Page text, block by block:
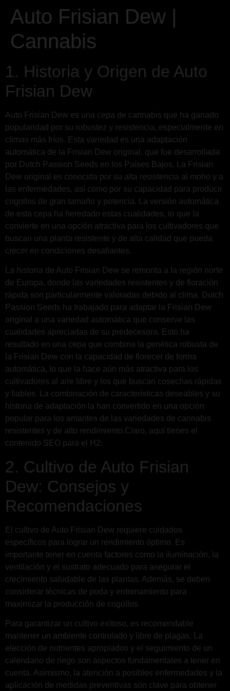
Auto Frisian Dew |
Cannabis
1. Historia y Origen de Auto
Frisian Dew
Auto Frisian Dew es una cepa de cannabis que ha ganado
popularidad por su robustez y resistencia, especialmente en
climas más fríos. Esta variedad es una adaptación
automática de la Frisian Dew original, que fue desarrollada
por Dutch Passion Seeds en los Países Bajos. La Frisian
Dew original es conocida por su alta resistencia al moho y a
las enfermedades, así como por su capacidad para producir
cogollos de gran tamaño y potencia. La versión automática
de esta cepa ha heredado estas cualidades, lo que la
convierte en una opción atractiva para los cultivadores que
buscan una planta resistente y de alta calidad que pueda
crecer en condiciones desafiantes.
La historia de Auto Frisian Dew se remonta a la región norte
de Europa, donde las variedades resistentes y de floración
rápida son particularmente valoradas debido al clima. Dutch
Passion Seeds ha trabajado para adaptar la Frisian Dew
original a una variedad automática que conserve las
cualidades apreciadas de su predecesora. Esto ha
resultado en una cepa que combina la genética robusta de
la Frisian Dew con la capacidad de florecer de forma
automática, lo que la hace aún más atractiva para los
cultivadores al aire libre y los que buscan cosechas rápidas
y fiables. La combinación de características deseables y su
historia de adaptación la han convertido en una opción
popular para los amantes de las variedades de cannabis
resistentes y de alto rendimiento.Claro, aquí tienes el
contenido SEO para el H2:
2. Cultivo de Auto Frisian
Dew: Consejos y
Recomendaciones
El cultivo de Auto Frisian Dew requiere cuidados
específicos para lograr un rendimiento óptimo. Es
importante tener en cuenta factores como la iluminación, la
ventilación y el sustrato adecuado para asegurar el
crecimiento saludable de las plantas. Además, se deben
considerar técnicas de poda y entrenamiento para
maximizar la producción de cogollos.
Para garantizar un cultivo exitoso, es recomendable
mantener un ambiente controlado y libre de plagas. La
elección de nutrientes apropiados y el seguimiento de un
calendario de riego son aspectos fundamentales a tener en
cuenta. Asimismo, la atención a posibles enfermedades y la
aplicación de medidas preventivas son clave para obtener